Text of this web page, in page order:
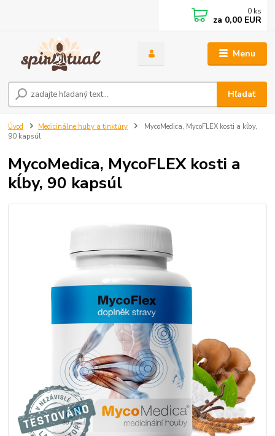
Menu
Hľadať
0 ks
za 0,00 EUR
Úvod Medicinálne huby a tinktúry
MycoMedica, MycoFLEX kosti a kĺby,
90 kapsúl
MycoMedica, MycoFLEX kosti a
kĺby, 90 kapsúl